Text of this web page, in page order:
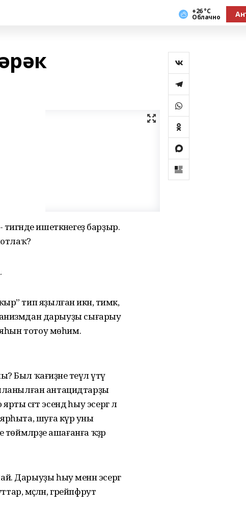
+26 °С
Облачно
ишеткәнегеҙ барҙыр.
тип яҙылған икән, тимәк,
организмдан дарыуҙы сығарыу
тотоу мөһим.
ҡағиҙәне теүәл үтәү
антацидтарҙы
сәғәт эсендә һыу эсергә лә
шуға күрә уны
ашағанға ҡәҙәр
Дарыуҙы һыу менән эсергә
мәҫәлән, грейпфрут